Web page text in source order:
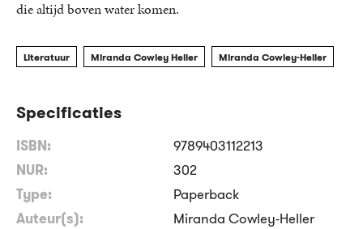
die altijd boven water komen.
Literatuur Miranda Cowley Heller Miranda Cowley-Heller
Specificaties
ISBN:
9789403112213
NUR:
302
Type:
Paperback
Auteur(s):
Miranda Cowley-Heller